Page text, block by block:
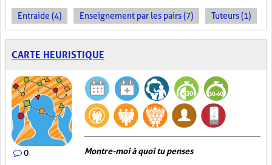
Entraide (4) Enseignement par les pairs (7) Tuteurs (1)
CARTE HEURISTIQUE
0 Montre-moi à quoi tu penses